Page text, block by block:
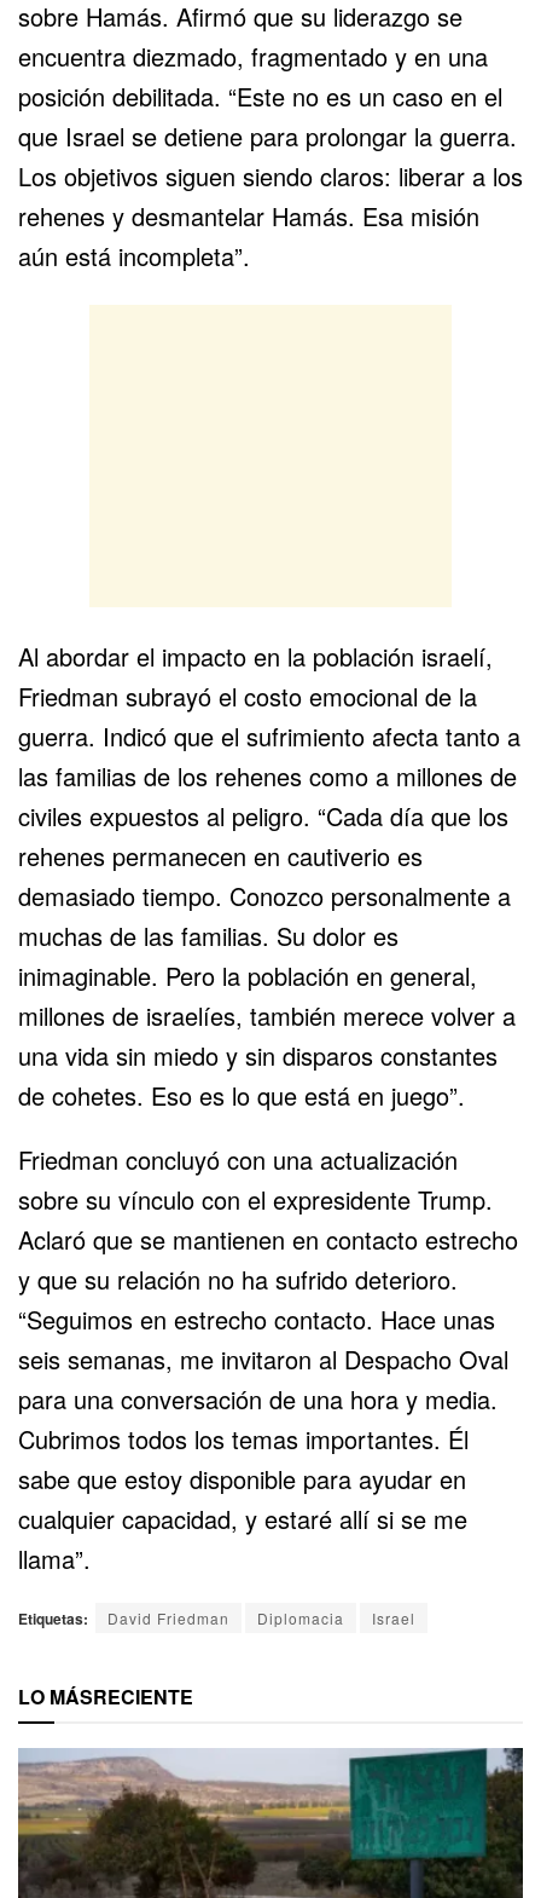
sobre Hamás. Afirmó que su liderazgo se
encuentra diezmado, fragmentado y en una
posición debilitada. “Este no es un caso en el
que Israel se detiene para prolongar la guerra.
Los objetivos siguen siendo claros: liberar a los
rehenes y desmantelar Hamás. Esa misión
aún está incompleta”.
Al abordar el impacto en la población israelí,
Friedman subrayó el costo emocional de la
guerra. Indicó que el sufrimiento afecta tanto a
las familias de los rehenes como a millones de
civiles expuestos al peligro. “Cada día que los
rehenes permanecen en cautiverio es
demasiado tiempo. Conozco personalmente a
muchas de las familias. Su dolor es
inimaginable. Pero la población en general,
millones de israelíes, también merece volver a
una vida sin miedo y sin disparos constantes
de cohetes. Eso es lo que está en juego”.
Friedman concluyó con una actualización
sobre su vínculo con el expresidente Trump.
Aclaró que se mantienen en contacto estrecho
y que su relación no ha sufrido deterioro.
“Seguimos en estrecho contacto. Hace unas
seis semanas, me invitaron al Despacho Oval
para una conversación de una hora y media.
Cubrimos todos los temas importantes. Él
sabe que estoy disponible para ayudar en
cualquier capacidad, y estaré allí si se me
llama”.
Etiquetas: David Friedman Diplomacia Israel
LO MÁSRECIENTE